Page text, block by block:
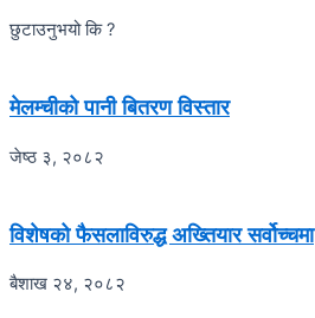
छुटाउनुभयो कि ?
मेलम्चीको पानी बितरण विस्तार
जेष्ठ ३, २०८२
विशेषको फैसलाविरुद्ध अख्तियार सर्वोच्चमा
बैशाख २४, २०८२